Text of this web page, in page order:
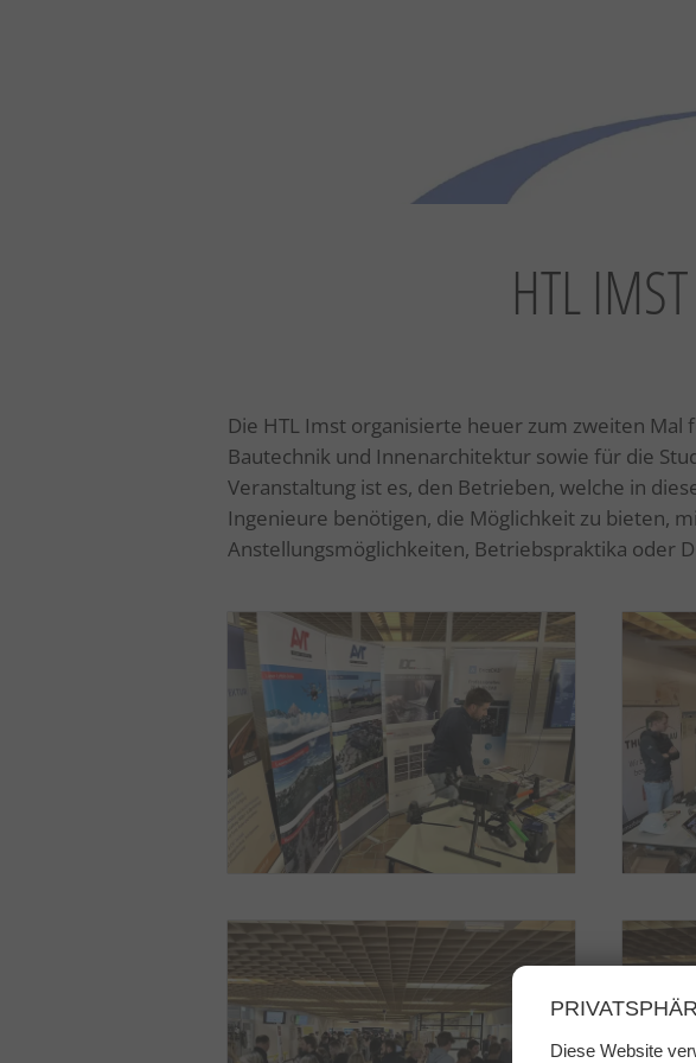
Diese Website
HTL
Die HTL Imst organisierte heuer zum zweiten Mal
Bautechnik und Innenarchitektur sowie für die
Veranstaltung ist es, den Betrieben, welche in
Ingenieure benötigen, die Möglichkeit zu bieten,
Anstellungsmöglichkeiten, Betriebspraktika oder